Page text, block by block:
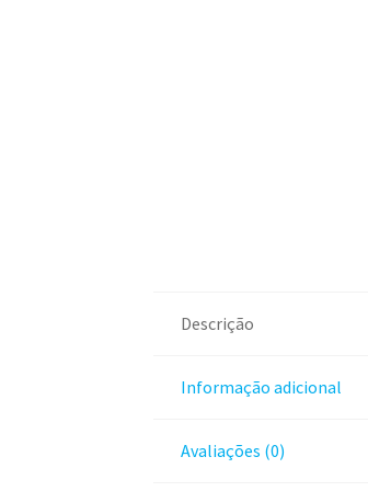
Descrição
Informação adicional
Avaliações (0)